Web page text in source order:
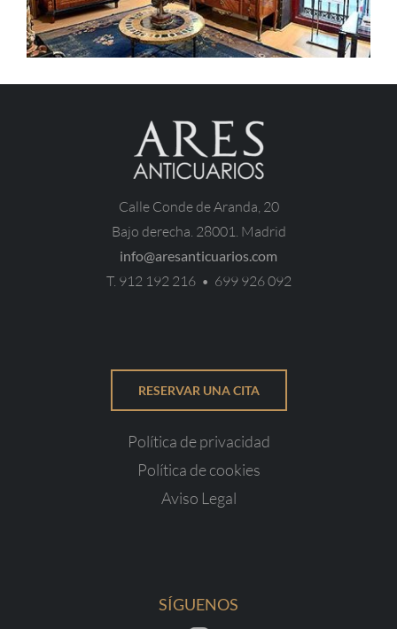
Calle Conde de Aranda, 20
Bajo derecha. 28001. Madrid
info@aresanticuarios.com
T. 912 192 216 • 699 926 092
RESERVAR UNA CITA
Política de privacidad
Política de cookies
Aviso Legal
SÍGUENOS